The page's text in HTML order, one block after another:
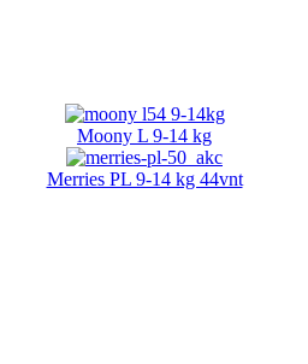
Moony L 9-14 kg
Merries PL 9-14 kg 44vnt